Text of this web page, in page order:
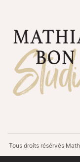
Tous droits résérvés